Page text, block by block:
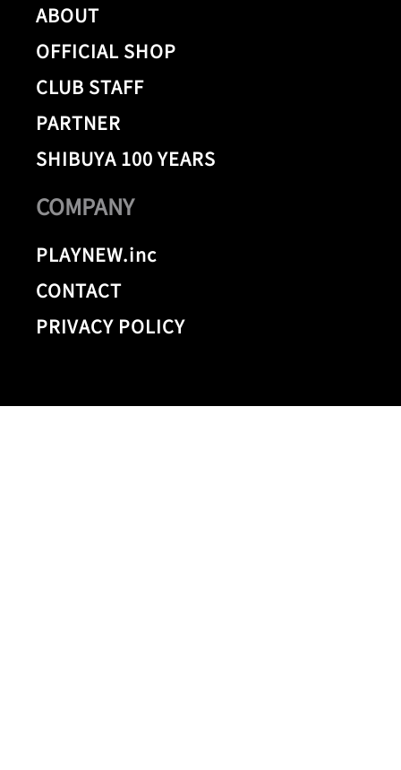
ABOUT
OFFICIAL SHOP
CLUB STAFF
PARTNER
SHIBUYA 100 YEARS
COMPANY
PLAYNEW.inc
CONTACT
PRIVACY POLICY